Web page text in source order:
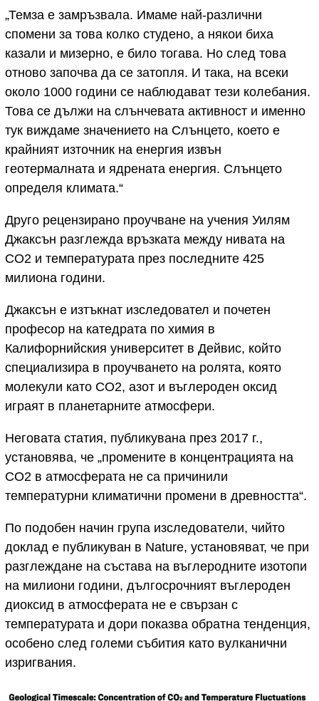
„Темза е замръзвала. Имаме най-различни
спомени за това колко студено, а някои биха
казали и мизерно, е било тогава. Но след това
отново започва да се затопля. И така, на всеки
около 1000 години се наблюдават тези колебания.
Това се дължи на слънчевата активност и именно
тук виждаме значението на Слънцето, което е
крайният източник на енергия извън
геотермалната и ядрената енергия. Слънцето
определя климата.“
Друго рецензирано проучване на учения Уилям
Джаксън разглежда връзката между нивата на
CO2 и температурата през последните 425
милиона години.
Джаксън е изтъкнат изследовател и почетен
професор на катедрата по химия в
Калифорнийския университет в Дейвис, който
специализира в проучването на ролята, която
молекули като CO2, азот и въглероден оксид
играят в планетарните атмосфери.
Неговата статия, публикувана през 2017 г.,
установява, че „промените в концентрацията на
CO2 в атмосферата не са причинили
температурни климатични промени в древността“.
По подобен начин група изследователи, чийто
доклад е публикуван в Nature, установяват, че при
разглеждане на състава на въглеродните изотопи
на милиони години, дългосрочният въглероден
диоксид в атмосферата не е свързан с
температурата и дори показва обратна тенденция,
особено след големи събития като вулканични
изригвания.